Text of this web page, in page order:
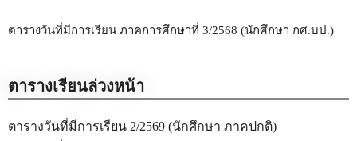
ตารางวันที่มีการเรียน ภาคการศึกษาที่ 3/2568 (นักศึกษา กศ.บป.)
ตารางเรียนล่วงหน้า
ตารางวันที่มีการเรียน 2/2569 (นักศึกษา ภาคปกติ)